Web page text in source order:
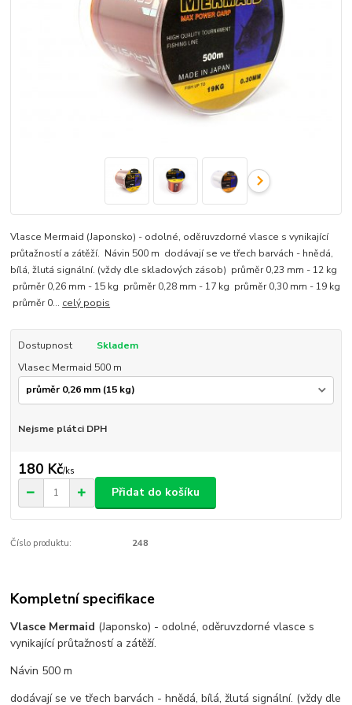
Vlasce Mermaid (Japonsko) - odolné, oděruvzdorné vlasce s vynikající
průtažností a zátěží. Návin 500 m dodávají se ve třech barvách - hnědá,
bílá, žlutá signální. (vždy dle skladových zásob) průměr 0,23 mm - 12 kg
průměr 0,26 mm - 15 kg průměr 0,28 mm - 17 kg průměr 0,30 mm - 19 kg
průměr 0... celý popis
Dostupnost
Skladem
Vlasec Mermaid 500 m
Nejsme plátci DPH
180 Kč/ks
Přidat do košíku
Číslo produktu: 248
Kompletní specifikace
Vlasce Mermaid (Japonsko) - odolné, oděruvzdorné vlasce s
vynikající průtažností a zátěží.
Návin 500 m
dodávají se ve třech barvách - hnědá, bílá, žlutá signální. (vždy dle